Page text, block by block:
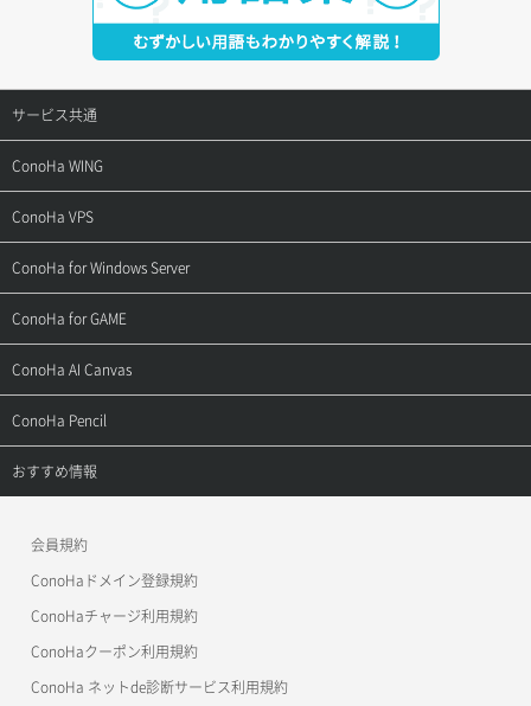
サービス共通
サポートトップ
ご契約・お支払い
お問い合わせ
ConoHa WING
サポートトップ
ご利用ガイド
よくある質問
ConoHa VPS
サポートトップ
ご利用ガイド
APIドキュメントVPS3.0
ConoHa for Windows Server
サポートトップ
ご利用ガイド
APIドキュメントVPS3.0
ConoHa for GAME
サポートトップ
ご利用ガイド
ConoHa AI Canvas
サポートトップ
ご利用ガイド
ConoHa Pencil
サポートトップ
おすすめ情報
美雲このは徹底ガイド
会員規約
ConoHaドメイン登録規約
ConoHaチャージ利用規約
ConoHaクーポン利用規約
ConoHa ネットde診断サービス利用規約